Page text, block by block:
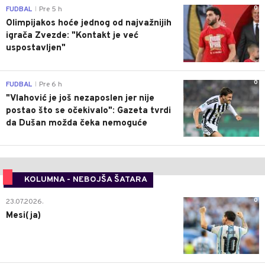
0
FUDBAL Pre 5 h
Olimpijakos hoće jednog od najvažnijih
igrača Zvezde: "Kontakt je već
uspostavljen"
0
FUDBAL Pre 6 h
"Vlahović je još nezaposlen jer nije
postao što se očekivalo": Gazeta tvrdi
da Dušan možda čeka nemoguće
KOLUMNA - NEBOJŠA ŠATARA
0
23.07.2026.
Mesi(ja)